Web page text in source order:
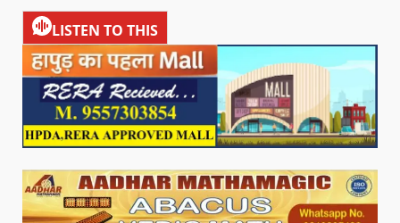
LISTEN TO THIS